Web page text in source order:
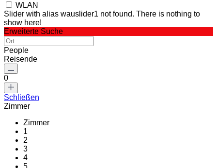
WLAN
Slider with alias wauslider1 not found. There is nothing to
show here!
Erweiterte Suche
People
Reisende
0
Schließen
Zimmer
Zimmer
1
2
3
4
5